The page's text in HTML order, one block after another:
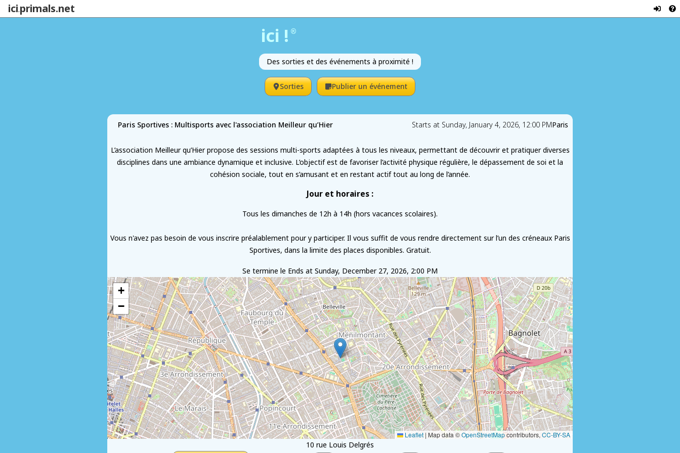
ici.primals.net
ici ! ®
Des sorties et des événements à proximité !
Sorties Publier un événement
Paris Sportives : Multisports avec l'association Meilleur qu’Hier Starts at Sunday, January 4, 2026, 12:00 PMParis
L’association Meilleur qu’Hier propose des sessions multi-sports adaptées à tous les niveaux, permettant de découvrir et pratiquer diverses
disciplines dans une ambiance dynamique et inclusive. L’objectif est de favoriser l’activité physique régulière, le dépassement de soi et la
cohésion sociale, tout en s’amusant et en restant actif tout au long de l’année.
Jour et horaires :
Tous les dimanches de 12h à 14h (hors vacances scolaires).
Vous n'avez pas besoin de vous inscrire préalablement pour y participer. Il vous suffit de vous rendre directement sur l’un des créneaux Paris
Sportives, dans la limite des places disponibles. Gratuit.
Se termine le Ends at Sunday, December 27, 2026, 2:00 PM
+
−
Leaflet | Map data ©OpenStreetMapcontributors, CC-BY-SA
10 rue Louis Delgrés